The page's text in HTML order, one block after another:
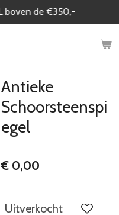
boven de €350,-
Antieke
Schoorsteenspi
egel
€ 0,00
Uitverkocht